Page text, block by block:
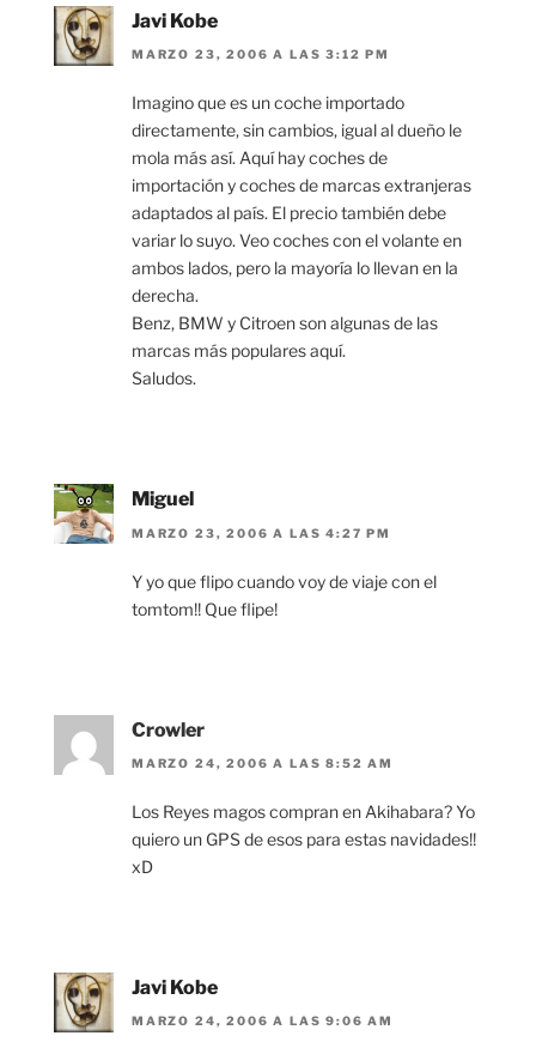
Javi Kobe
MARZO 23, 2006 A LAS 3:12 PM
Imagino que es un coche importado
directamente, sin cambios, igual al dueño le
mola más así. Aquí hay coches de
importación y coches de marcas extranjeras
adaptados al país. El precio también debe
variar lo suyo. Veo coches con el volante en
ambos lados, pero la mayoría lo llevan en la
derecha.
Benz, BMW y Citroen son algunas de las
marcas más populares aquí.
Saludos.
Miguel
MARZO 23, 2006 A LAS 4:27 PM
Y yo que flipo cuando voy de viaje con el
tomtom!! Que flipe!
Crowler
MARZO 24, 2006 A LAS 8:52 AM
Los Reyes magos compran en Akihabara? Yo
quiero un GPS de esos para estas navidades!!
xD
Javi Kobe
MARZO 24, 2006 A LAS 9:06 AM